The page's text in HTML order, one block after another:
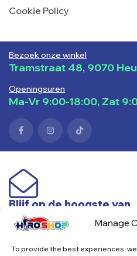
Manage
To provide the best experiences,
Bezoek onze winkel
Tramstraat 48, 9070
Openingsuren
Ma-Vr 9:00-18:00, Zat
Blijf op de hoogste van
nieuwe producten &
Cookie Policy